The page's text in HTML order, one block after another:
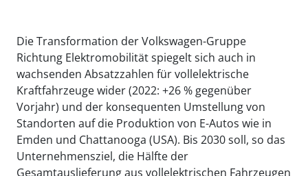
Die Transformation der Volkswagen-Gruppe
Richtung Elektromobilität spiegelt sich auch in
wachsenden Absatzzahlen für vollelektrische
Kraftfahrzeuge wider (2022: +26 % gegenüber
Vorjahr) und der konsequenten Umstellung von
Standorten auf die Produktion von E-Autos wie in
Emden und Chattanooga (USA). Bis 2030 soll, so das
Unternehmensziel, die Hälfte der
Gesamtauslieferung aus vollelektrischen Fahrzeugen